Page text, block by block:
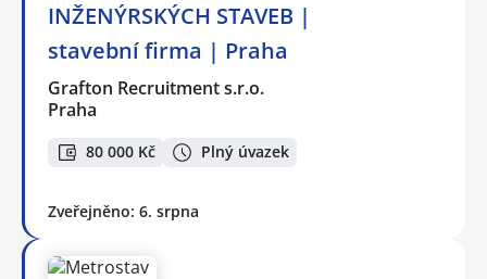
INŽENÝRSKÝCH STAVEB |
stavební firma | Praha
Grafton Recruitment s.r.o.
Praha
80 000 Kč Plný úvazek
Zveřejněno: 6. srpna